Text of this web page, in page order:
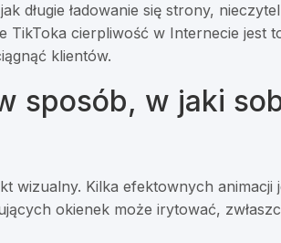
długie ładowanie się strony,
cierpliwość w Internecie jest
klientów.
sposób, w jaki
wizualny. Kilka efektownych animacji
okienek może irytować,